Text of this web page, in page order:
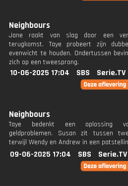
Neighbours
Jane raakt van slag door een
terugkomst. Taye probeert zijn
evenwicht te houden. Ondertussen
zich op een tweesprong.
10-06-2025 17:04 SBS Serie.TV
Neighbours
Taye bedenkt een oplossing
geldproblemen. Susan zit tussen
terwijl Wendy en Andrew in een
09-06-2025 17:04 SBS Serie.TV